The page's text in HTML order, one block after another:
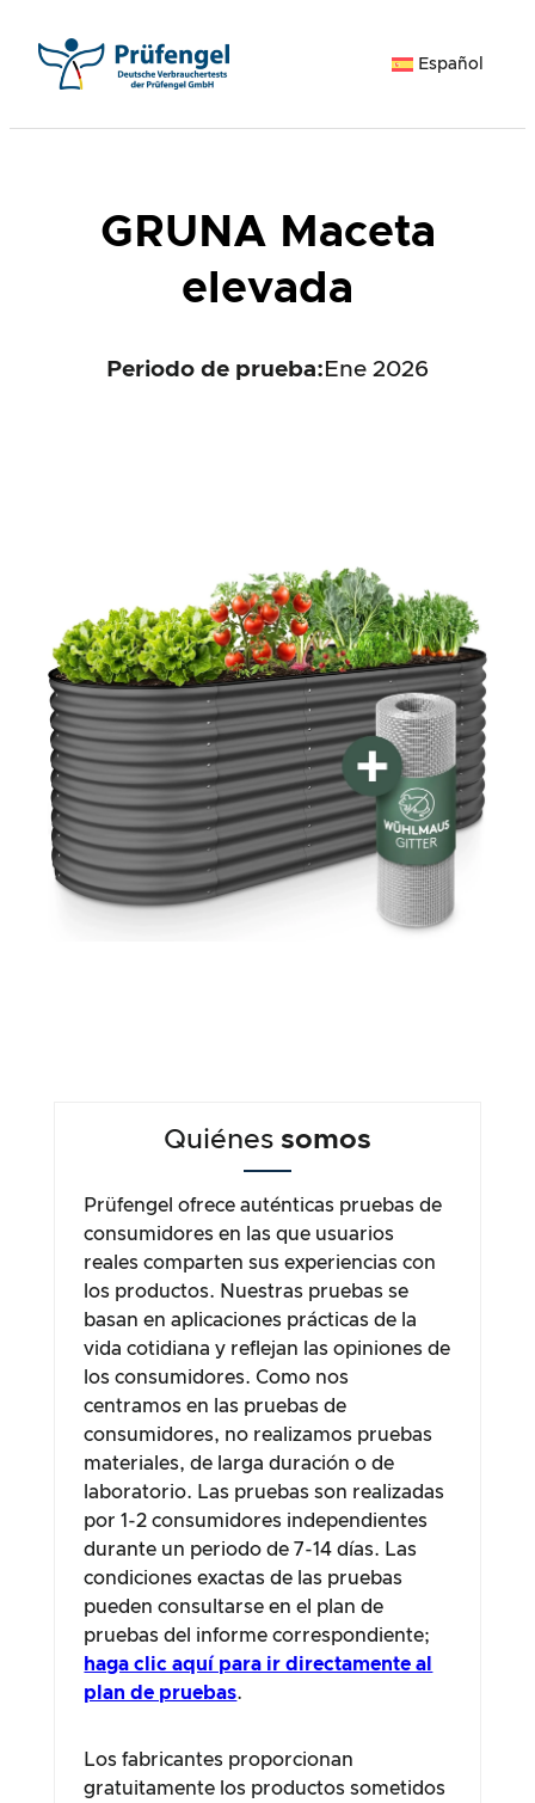
contenido
Español
GRUNA Maceta
elevada
Periodo de prueba: Ene 2026
Quiénes somos
Prüfengel ofrece auténticas pruebas de
consumidores en las que usuarios
reales comparten sus experiencias con
los productos. Nuestras pruebas se
basan en aplicaciones prácticas de la
vida cotidiana y reflejan las opiniones de
los consumidores. Como nos
centramos en las pruebas de
consumidores, no realizamos pruebas
materiales, de larga duración o de
laboratorio. Las pruebas son realizadas
por 1-2 consumidores independientes
durante un periodo de 7-14 días. Las
condiciones exactas de las pruebas
pueden consultarse en el plan de
pruebas del informe correspondiente;
haga clic aquí para ir directamente al
plan de pruebas.
Los fabricantes proporcionan
gratuitamente los productos sometidos